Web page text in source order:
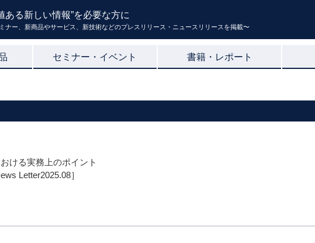
ある新しい情報”を必要な方に
ナー、新商品やサービス、新技術などのプレスリリース・ニュースリリースを掲載〜
セミナー・イベント 書籍・レポート
ける実務上のポイント
Letter2025.08］